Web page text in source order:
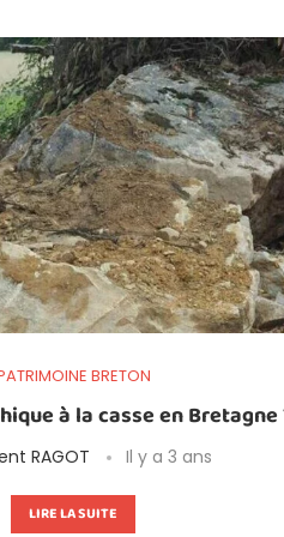
BRETON
à la casse en Bretagne
RAGOT Il y a 3 ans
LIRE LA SUITE